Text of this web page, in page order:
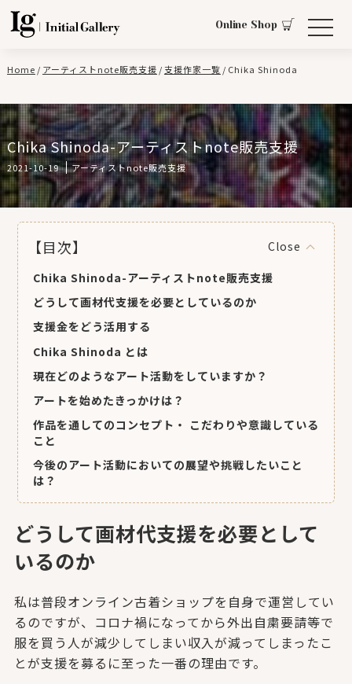
Online Shop
Home / アーティストnote販売支援 /支援作家一覧 / Chika Shinoda
Chika Shinoda-アーティストnote販売支援
2021-10-19 アーティストnote販売支援
【目次】
Chika Shinoda-アーティストnote販売支援
どうして画材代支援を必要としているのか
支援金をどう活用する
Chika Shinoda とは
現在どのようなアート活動をしていますか？
アートを始めたきっかけは？
作品を通してのコンセプト・ こだわりや意識している
こと
今後のアート活動においての展望や挑戦したいこと
は？
どうして画材代支援を必要として
いるのか
私は普段オンライン古着ショップを自身で運営してい
るのですが、コロナ禍になってから外出自粛要請等で
服を買う人が減少してしまい収入が減ってしまったこ
とが支援を募るに至った一番の理由です。